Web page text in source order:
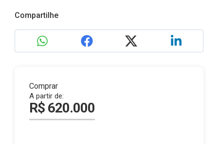
Compartilhe
Comprar
A partir de:
R$ 620.000